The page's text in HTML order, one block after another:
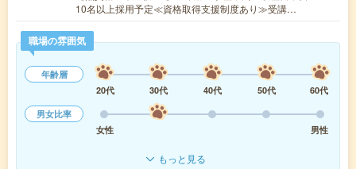
10名以上採用予定≪資格取得支援制度あり≫受講…
職場の雰囲気
年齢層
20代
30代 40代 50代
60代
男女比率
女性
男性
もっと見る